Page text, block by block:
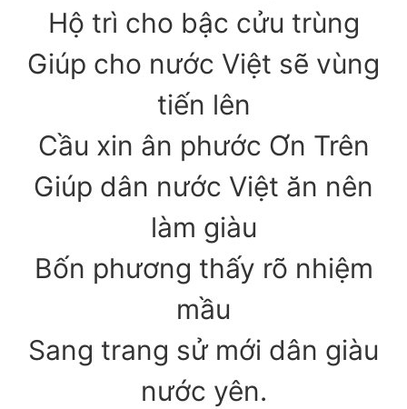
Hộ trì cho bậc cửu trùng
Giúp cho nước Việt sẽ vùng
tiến lên
Cầu xin ân phước Ơn Trên
Giúp dân nước Việt ăn nên
làm giàu
Bốn phương thấy rõ nhiệm
mầu
Sang trang sử mới dân giàu
nước yên.